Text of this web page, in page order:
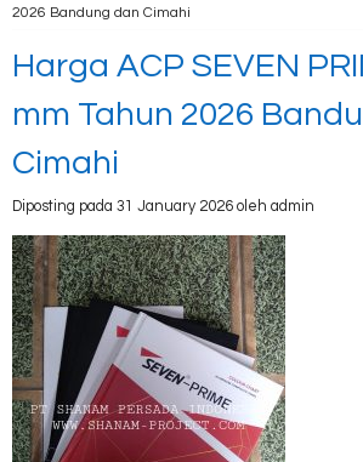
2026 Bandung dan Cimahi
Harga ACP SEVEN
mm Tahun 2026
Cimahi
Diposting pada 31 January 2026 oleh admin